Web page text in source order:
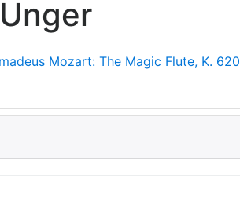
Mozart: The Magic Flute, K. 620